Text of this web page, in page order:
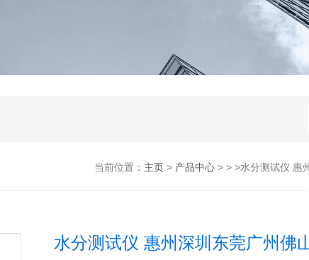
当前位置： 主页> 产品中心> > >水分测试仪 惠
水分测试仪 惠州深圳东莞广州佛